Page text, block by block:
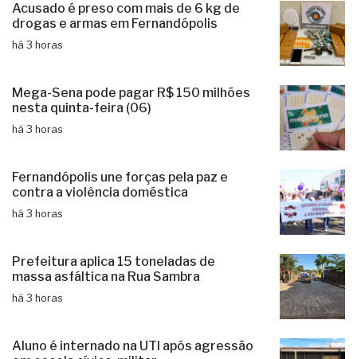
Acusado é preso com mais de 6 kg de
drogas e armas em Fernandópolis
há 3 horas
Mega-Sena pode pagar R$ 150 milhões
nesta quinta-feira (06)
há 3 horas
Fernandópolis une forças pela paz e
contra a violência doméstica
há 3 horas
Prefeitura aplica 15 toneladas de
massa asfáltica na Rua Sambra
há 3 horas
Aluno é internado na UTI após agressão